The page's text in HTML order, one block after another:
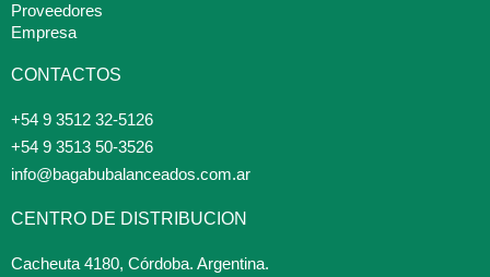
Proveedores
Empresa
CONTACTOS
+54 9 3512 32-5126
+54 9 3513 50-3526
info@bagabubalanceados.com.ar
CENTRO DE DISTRIBUCION
Cacheuta 4180, Córdoba. Argentina.